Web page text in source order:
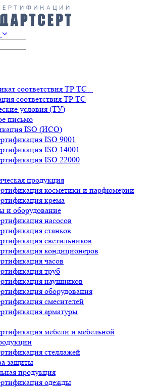
соответствия ТР ТС
соответствия ТР ТС
условия (ТУ)
письмо
ISO (ИСО)
ISO 9001
ISO 14001
ISO 22000
продукция
косметики и парфюмерии
крема
оборудование
насосов
станков
светильников
кондиционеров
часов
труб
наушников
оборудования
смесителей
арматуры
мебели и мебельной
стеллажей
защиты
продукция
одежды